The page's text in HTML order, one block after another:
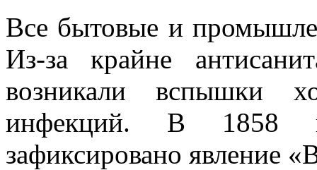
Все бытовые и
Из-за крайне
возникали вспышки
инфекций. В 1858
зафиксировано явление